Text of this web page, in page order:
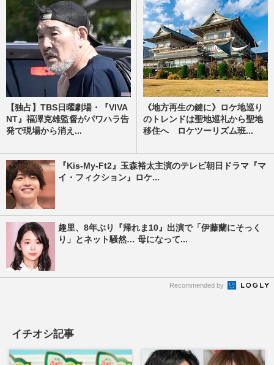
【独占】TBS日曜劇場・『VIVA
NT』福澤克雄監督がパワハラ告
発で現場から消え...
《地方再生の鍵に》ロケ地巡り
のトレンドは聖地巡礼から聖地
移住へ ロケツーリズム班...
『Kis-My-Ft2』玉森裕太主演のテレビ朝日ドラマ『マ
イ・フィクション』ロケ...
趣里、8年ぶり『帰れま10』出演で「伊藤蘭にそっく
り」とネット騒然… 母になって...
Recommended by
イチオシ記事